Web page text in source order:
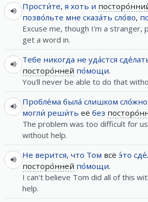
Прости́те, я хоть и
позво́льте мне сказа́ть сло́во,
Excuse me, though I'm a stranger,
get a word in.
Тебе никогда не уда́стся
посторо́нней по́мощи.
You'll never be able to do that
Пробле́ма была́ слишком
могли́ реши́ть её без
The problem was too difficult for
without help.
Не верится, что Том всё э́то
посторо́нней по́мощи.
I can't believe Tom did all of this
help.